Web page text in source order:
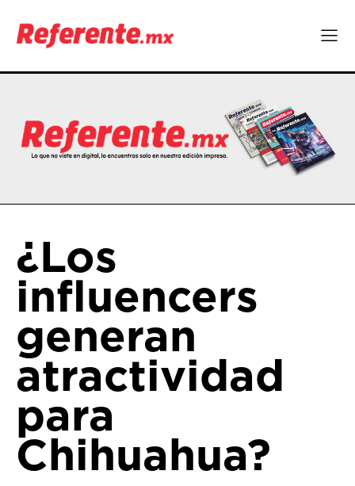
¿Los
influencers
generan
atractividad
para
Chihuahua?